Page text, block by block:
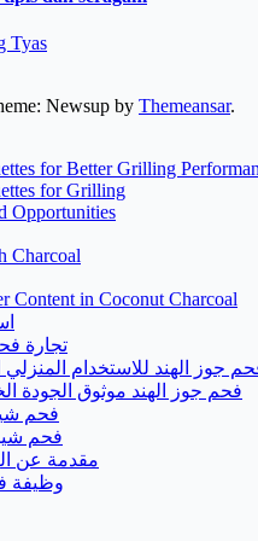
Tyas
Newsup by Themeansar.
for Better Grilling
for Grilling
Opportunities
Charcoal
Content in Coconut Charcoal
تجارة
جوز الهند للاستخدام المنزلي
فحم جوز الهند موثوق الجودة
فحم
فحم
مقدمة عن
وظيفة